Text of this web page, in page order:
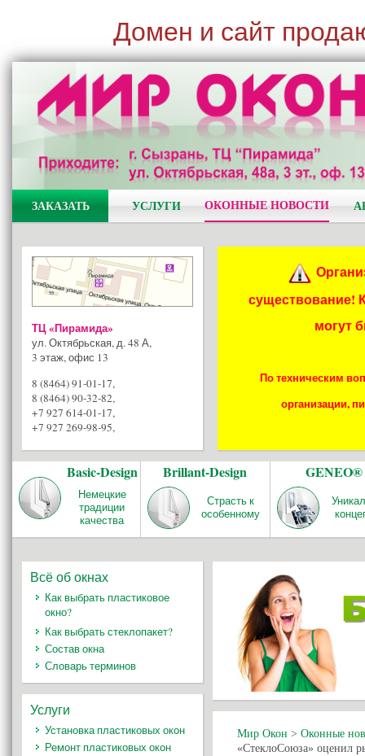
Домен и сайт
ЗАКАЗАТЬ УСЛУГИ ОКОННЫЕ НОВОСТИ
ТЦ «Пирамида»
ул. Октябрьская, д. 48 А,
3 этаж, офис 13
8 (8464) 91-01-17,
8 (8464) 90-32-82,
+7 927 614-01-17,
+7 927 269-98-95,
существование!
могут
По техническим
организации,
Basic-Design
Немецкие
традиции
качества
Brillant-Design
Страсть к
особенному
GENEO®
Мир Окон > Оконные
«СтеклоСоюза» оценил
Всё об окнах
Как выбрать пластиковое
окно?
Как выбрать стеклопакет?
Состав окна
Словарь терминов
Услуги
Установка пластиковых окон
Ремонт пластиковых окон